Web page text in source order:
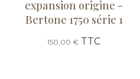
expansion origine -
Bertone 1750 série 1
150,00 € TTC